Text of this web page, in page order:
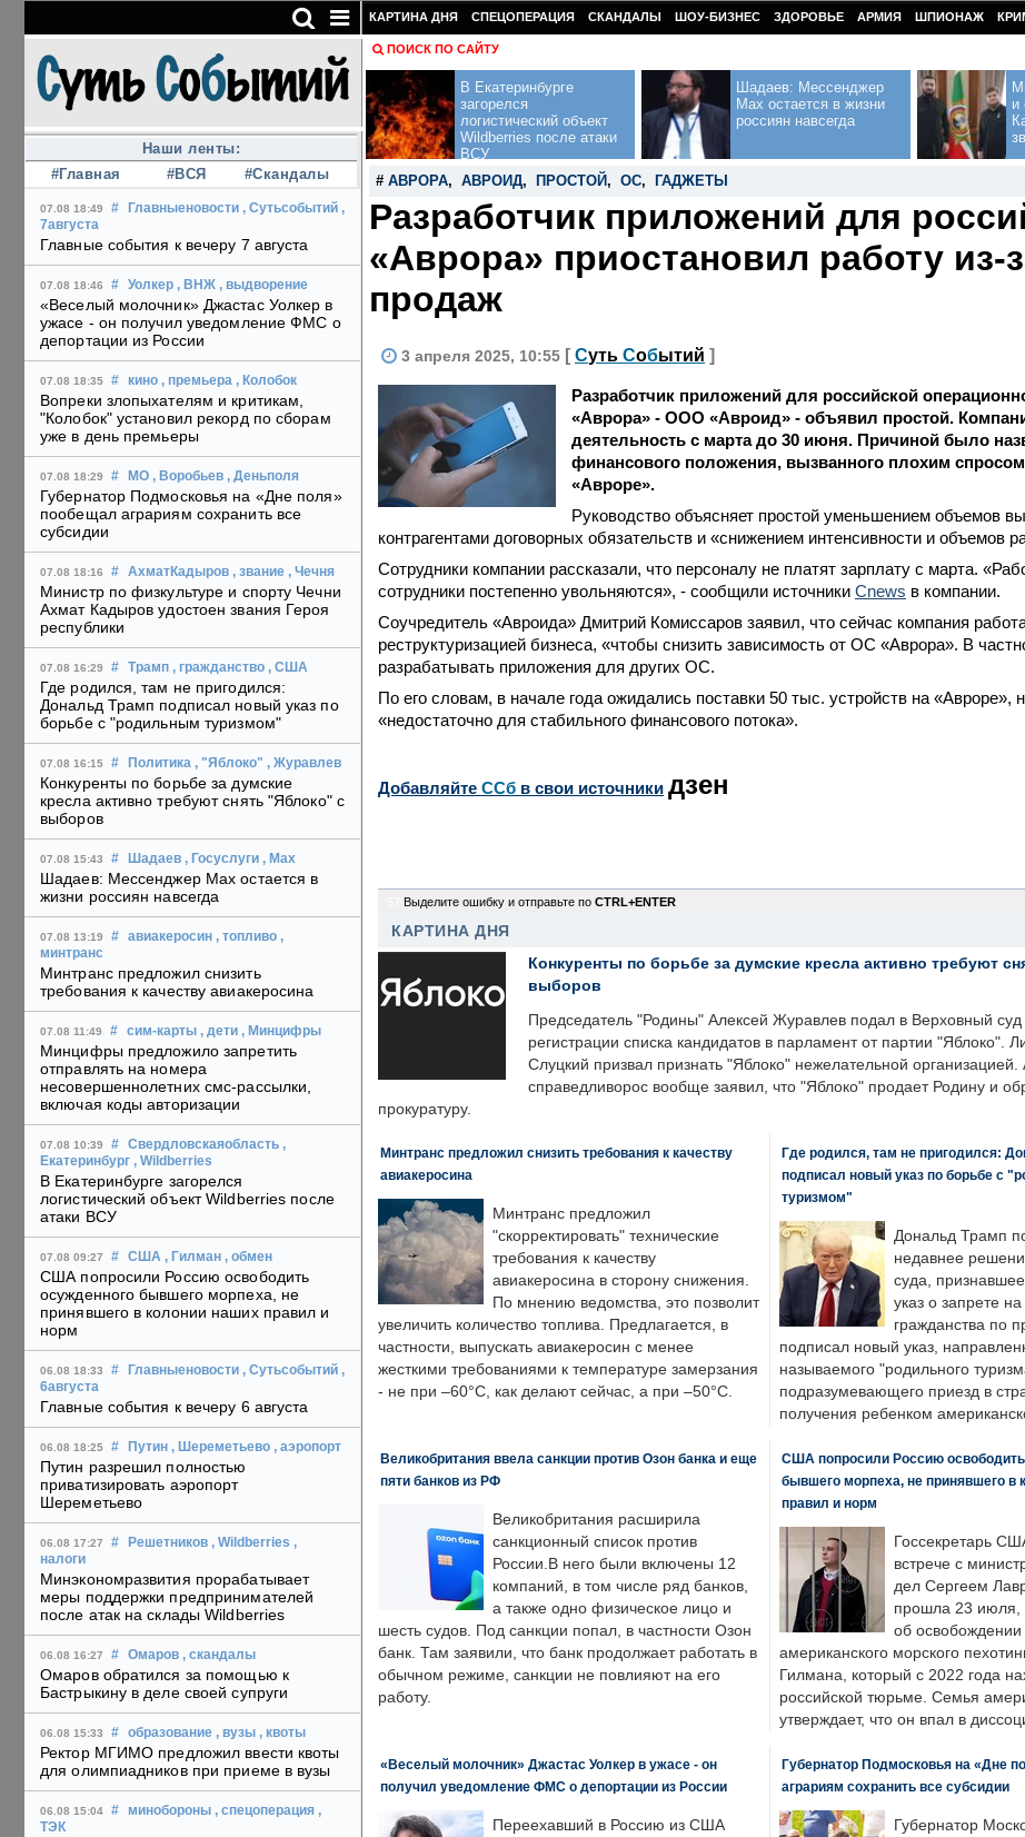
Наши ленты:
#Главная
#ВСЯ #Скандалы
07.08 18:49 # Главныеновости , Сутьсобытий ,
7августа
Главные события к вечеру 7 августа
07.08 18:46 # Уолкер , ВНЖ , выдворение
«Веселый молочник» Джастас Уолкер в
ужасе - он получил уведомление ФМС о
депортации из России
07.08 18:35 # кино , премьера , Колобок
Вопреки злопыхателям и критикам,
"Колобок" установил рекорд по сборам
уже в день премьеры
07.08 18:29 # МО , Воробьев , Деньполя
Губернатор Подмосковья на «Дне поля»
пообещал аграриям сохранить все
субсидии
07.08 18:16 # АхматКадыров , звание , Чечня
Министр по физкультуре и спорту Чечни
Ахмат Кадыров удостоен звания Героя
республики
07.08 16:29 # Трамп , гражданство , США
Где родился, там не пригодился:
Дональд Трамп подписал новый указ по
борьбе с "родильным туризмом"
07.08 16:15 # Политика , "Яблоко" , Журавлев
Конкуренты по борьбе за думские
кресла активно требуют снять "Яблоко" с
выборов
07.08 15:43 # Шадаев , Госуслуги , Max
Шадаев: Мессенджер Max остается в
жизни россиян навсегда
07.08 13:19 # авиакеросин , топливо ,
минтранс
Минтранс предложил снизить
требования к качеству авиакеросина
07.08 11:49 # сим-карты , дети , Минцифры
Минцифры предложило запретить
отправлять на номера
несовершеннолетних смс-рассылки,
включая коды авторизации
07.08 10:39 # Свердловскаяобласть ,
Екатеринбург , Wildberries
В Екатеринбурге загорелся
логистический объект Wildberries после
атаки ВСУ
07.08 09:27 # США , Гилман , обмен
США попросили Россию освободить
осужденного бывшего морпеха, не
принявшего в колонии наших правил и
норм
06.08 18:33 # Главныеновости , Сутьсобытий ,
6августа
Главные события к вечеру 6 августа
06.08 18:25 # Путин , Шереметьево , аэропорт
Путин разрешил полностью
приватизировать аэропорт
Шереметьево
06.08 17:27 # Решетников , Wildberries ,
налоги
Минэкономразвития прорабатывает
меры поддержки предпринимателей
после атак на склады Wildberries
06.08 16:27 # Омаров , скандалы
Омаров обратился за помощью к
Бастрыкину в деле своей супруги
06.08 15:33 # образование , вузы , квоты
Ректор МГИМО предложил ввести квоты
для олимпиадников при приеме в вузы
06.08 15:04 # минобороны , спецоперация ,
ТЭК
КАРТИНА ДНЯ СПЕЦОПЕРАЦИЯ СКАНДАЛЫ ШОУ-БИЗНЕС ЗДОРОВЬЕ АРМИЯ ШПИОНАЖ
ПОИСК ПО САЙТУ
В Екатеринбурге
загорелся
логистический объект
Wildberries после атаки
ВСУ
Шадаев: Мессенджер
Max остается в жизни
россиян навсегда
и
# АВРОРА, АВРОИД, ПРОСТОЙ , ОС, ГАДЖЕТЫ
Разработчик приложений для
«Аврора» приостановил работу из-
продаж
3 апреля 2025, 10:55 [ Суть Событий ]
Разработчик приложений для российской
«Аврора» - ООО «Авроид» - объявил простой.
деятельность с марта до 30 июня. Причиной было
финансового положения, вызванного плохим спросом
«Авроре».
Руководство объясняет простой уменьшением объемов
контрагентами договорных обязательств и «снижением интенсивности и объемов
Сотрудники компании рассказали, что персоналу не платят зарплату с марта.
сотрудники постепенно увольняются», - сообщили источники Cnews в компании.
Соучредитель «Авроида» Дмитрий Комиссаров заявил, что сейчас компания
реструктуризацией бизнеса, «чтобы снизить зависимость от ОС «Аврора». В
разрабатывать приложения для других ОС.
По его словам, в начале года ожидались поставки 50 тыс. устройств на «Авроре»,
«недостаточно для стабильного финансового потока».
Добавляйте CСб в свои источники дзен
Выделите ошибку и отправьте по CTRL+ENTER
КАРТИНА ДНЯ
Конкуренты по борьбе за думские кресла активно требуют
выборов
Председатель "Родины" Алексей Журавлев подал в Верховный суд
регистрации списка кандидатов в парламент от партии "Яблоко".
Слуцкий призвал признать "Яблоко" нежелательной организацией.
справедливорос вообще заявил, что "Яблоко" продает Родину и
прокуратуру.
Минтранс предложил снизить требования к качеству
авиакеросина
Минтранс предложил
"скорректировать" технические
требования к качеству
авиакеросина в сторону снижения.
По мнению ведомства, это позволит
увеличить количество топлива. Предлагается, в
частности, выпускать авиакеросин с менее
жесткими требованиями к температуре замерзания
- не при –60°C, как делают сейчас, а при –50°C.
Где родился, там не пригодился:
подписал новый указ по борьбе с
туризмом"
Дональд Трамп
недавнее
суда,
указ о запрете
гражданства по
подписал новый указ,
называемого "родильного
подразумевающего приезд в
получения ребенком
Великобритания ввела санкции против Озон банка и еще
пяти банков из РФ
Великобритания расширила
санкционный список против
России.В него были включены 12
компаний, в том числе ряд банков,
а также одно физическое лицо и
шесть судов. Под санкции попал, в частности Озон
банк. Там заявили, что банк продолжает работать в
обычном режиме, санкции не повлияют на его
работу.
США попросили Россию
бывшего морпеха, не принявшего в
правил и норм
Госсекретарь
встрече с
дел Сергеем
прошла 23 июля,
об
американского морского
Гилмана, который с 2022 года
российской тюрьме. Семья
утверждает, что он впал в
«Веселый молочник» Джастас Уолкер в ужасе - он
получил уведомление ФМС о депортации из России
Переехавший в Россию из США
Губернатор Подмосковья на «Дне
аграриям сохранить все субсидии
Губернатор